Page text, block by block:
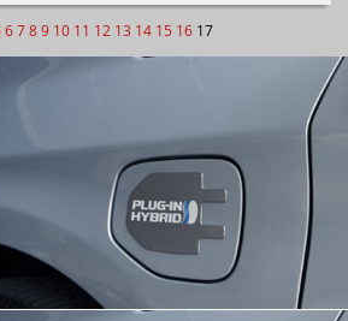
6 7 8 9 10 11 12 13 14 15 16 17